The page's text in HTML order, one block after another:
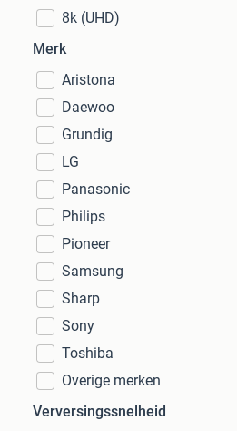
8k (UHD)
Merk
Aristona
Daewoo
Grundig
LG
Panasonic
Philips
Pioneer
Samsung
Sharp
Sony
Toshiba
Overige merken
Verversingssnelheid